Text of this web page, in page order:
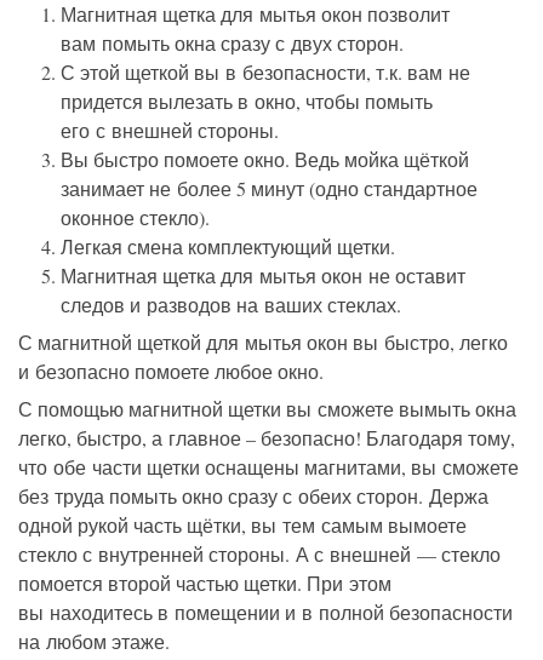
Магнитная щетка для мытья окон позволит
вам помыть окна сразу с двух сторон.
С этой щеткой вы в безопасности, т.к. вам не
придется вылезать в окно, чтобы помыть
его с внешней стороны.
Вы быстро помоете окно. Ведь мойка щёткой
занимает не более 5 минут (одно стандартное
оконное стекло).
Легкая смена комплектующий щетки.
Магнитная щетка для мытья окон не оставит
следов и разводов на ваших стеклах.
С магнитной щеткой для мытья окон вы быстро, легко
и безопасно помоете любое окно.
С помощью магнитной щетки вы сможете вымыть окна
легко, быстро, а главное – безопасно! Благодаря тому,
что обе части щетки оснащены магнитами, вы сможете
без труда помыть окно сразу с обеих сторон. Держа
одной рукой часть щётки, вы тем самым вымоете
стекло с внутренней стороны. А с внешней — стекло
помоется второй частью щетки. При этом
вы находитесь в помещении и в полной безопасности
на любом этаже.